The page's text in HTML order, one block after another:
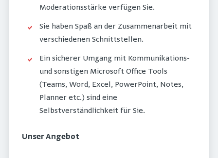
Moderationsstärke verfügen Sie.
Sie haben Spaß an der Zusammenarbeit mit
verschiedenen Schnittstellen.
Ein sicherer Umgang mit Kommunikations-
und sonstigen Microsoft Office Tools
(Teams, Word, Excel, PowerPoint, Notes,
Planner etc.) sind eine
Selbstverständlichkeit für Sie.
Unser Angebot